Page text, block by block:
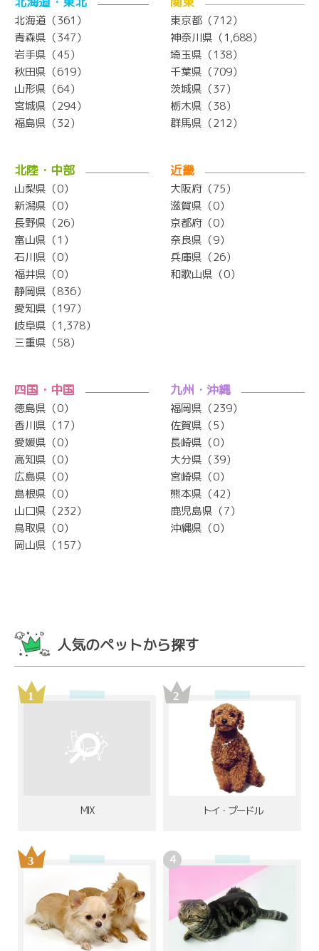
北海道（361）
青森県（347）
岩手県（45）
秋田県（619）
山形県（64）
宮城県（294）
福島県（32）
東京都（712）
神奈川県（1,688）
埼玉県（138）
千葉県（709）
茨城県（37）
栃木県（38）
群馬県（212）
北陸・中部
山梨県（0）
新潟県（0）
長野県（26）
富山県（1）
石川県（0）
福井県（0）
静岡県（836）
愛知県（197）
岐阜県（1,378）
三重県（58）
近畿
大阪府（75）
滋賀県（0）
京都府（0）
奈良県（9）
兵庫県（26）
和歌山県（0）
四国・中国
徳島県（0）
香川県（17）
愛媛県（0）
高知県（0）
広島県（0）
島根県（0）
山口県（232）
鳥取県（0）
岡山県（157）
九州・沖縄
福岡県（239）
佐賀県（5）
長崎県（0）
大分県（39）
宮崎県（0）
熊本県（42）
鹿児島県（7）
沖縄県（0）
人気のペットから探す
MIX トイ・プードル